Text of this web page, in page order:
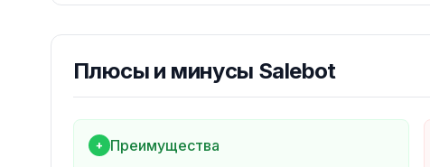
Переменные и вычисления
Интеграция с CRM и платёжными системами
Мини-CRM внутри платформы
Рассылки по базе подписчиков бота
Плюсы и минусы Salebot
+ Преимущества